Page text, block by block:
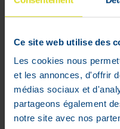
Ce site web utilise des
Les cookies nous
et les annonces, d'offrir
médias sociaux et
partageons également
notre site avec nos
**Rougeurs dues
Indications :
Pour hydrater et
fragilisées
Pour les peaux
sensibles